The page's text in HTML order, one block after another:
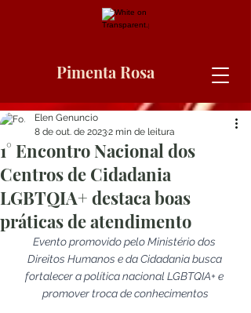
Pimenta Rosa
1° Encontro Nacional dos
Centros de Cidadania
LGBTQIA+ destaca boas
práticas de atendimento
Elen Genuncio
8 de out. de 20232 min de leitura
Evento promovido pelo Ministério dos
Direitos Humanos e da Cidadania busca
fortalecer a política nacional LGBTQIA+ e
promover troca de conhecimentos